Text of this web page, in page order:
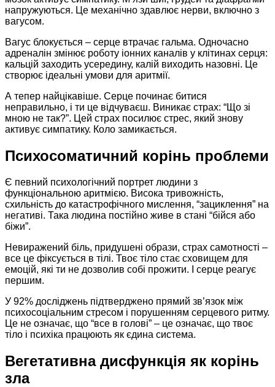
напружуються. Це механічно здавлює нерви, включно з
вагусом.
Вагус блокується – серце втрачає гальма. Одночасно
адреналін змінює роботу іонних каналів у клітинах серця:
кальцій заходить усередину, калій виходить назовні. Це
створює ідеальні умови для аритмії.
А тепер найцікавіше. Серце починає битися
неправильно, і ти це відчуваєш. Виникає страх: “Що зі
мною не так?”. Цей страх посилює стрес, який знову
активує симпатику. Коло замикається.
Психосоматичний корінь проблеми
Є певний психологічний портрет людини з
функціональною аритмією. Висока тривожність,
схильність до катастрофічного мислення, “зациклення” на
негативі. Така людина постійно живе в стані “бійся або
біжи”.
Невиражений біль, придушені образи, страх самотності –
все це фіксується в тілі. Твоє тіло стає сховищем для
емоцій, які ти не дозволив собі прожити. І серце реагує
першим.
У 92% досліджень підтверджено прямий зв’язок між
психосоціальним стресом і порушенням серцевого ритму.
Це не означає, що “все в голові” – це означає, що твоє
тіло і психіка працюють як єдина система.
Вегетативна дисфункція як корінь
зла